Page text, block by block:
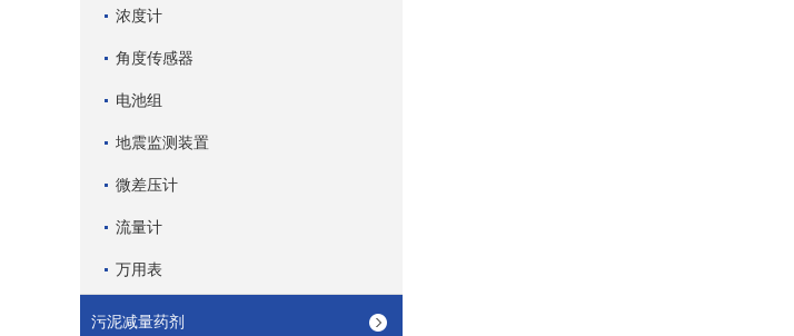
浓度计
角度传感器
电池组
地震监测装置
微差压计
流量计
万用表
污泥减量药剂